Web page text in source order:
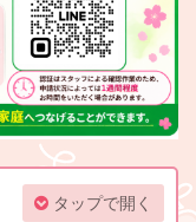
タップで開く